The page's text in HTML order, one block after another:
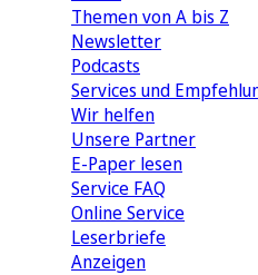
Themen von A bis Z
Newsletter
Podcasts
Services und
Wir helfen
Unsere Partner
E-Paper lesen
Service FAQ
Online Service
Leserbriefe
Anzeigen